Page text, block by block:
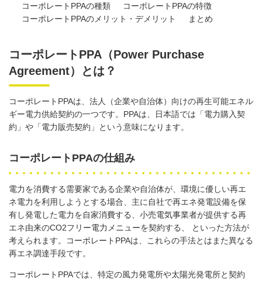
コーポレートPPAの種類
コーポレートPPAの特徴
コーポレートPPAのメリット・デメリット
まとめ
コーポレートPPA（Power Purchase
Agreement）とは？
コーポレート PPAは、法人（企業や自治体）向けの再生可能エネル
ギー電力供給契約の一つです。 PPAは、日本語では「電力購入契
約」や「電力販売契約」という意味になります。
コーポレートPPAの仕組み
電力を消費する需要家である企業や自治体が、環境に優しい再エ
ネ電力を利用しようとする場合、主に自社で再エネ発電設備を保
有し発電した電力を自家消費する、小売電気事業者が提供する再
エネ由来のCO2フリー電力メニューを契約する、
といった方法が
考えられます。コーポレート PPAは、これらの手法とはまた異なる
再エネ調達手段です。
コーポレート PPAでは、特定の風力発電所や太陽光発電所と契約